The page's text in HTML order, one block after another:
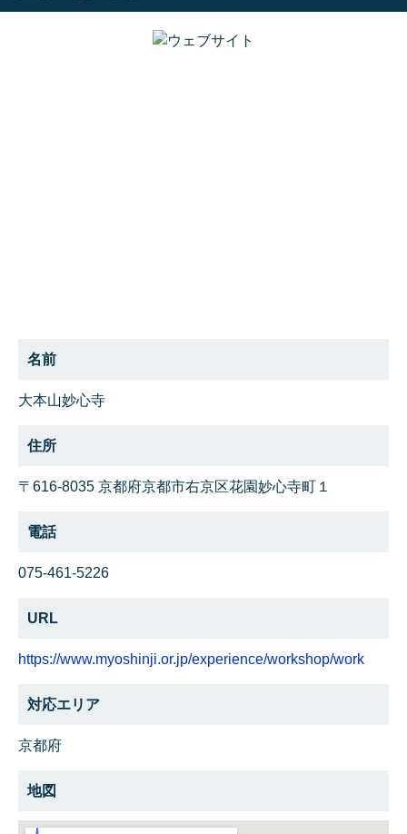
名前
大本山妙心寺
住所
〒616-8035 京都府京都市右京区花園妙心寺町１
電話
075-461-5226
URL
https://www.myoshinji.or.jp/experience/workshop/work
対応エリア
京都府
地図